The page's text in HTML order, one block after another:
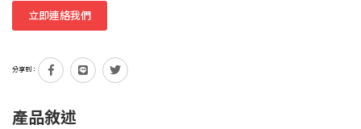
立即連絡我們
分享到：
產品敘述